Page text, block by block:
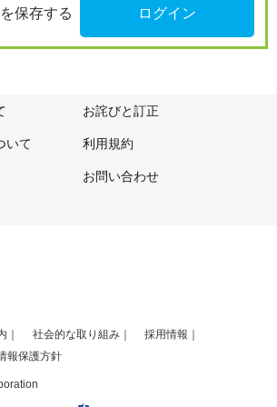
保存する
お詫びと訂正
いて 利用規約
お問い合わせ
社会的な取り組み
採用情報
報保護方針